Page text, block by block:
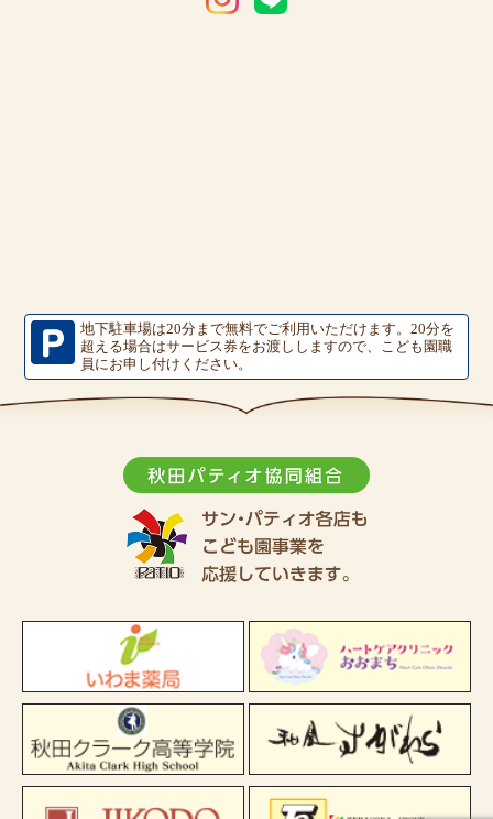
地下駐車場は20分まで無料でご利用いただけます。20分を
超える場合はサービス券をお渡ししますので、こども園職
員にお申し付けください。